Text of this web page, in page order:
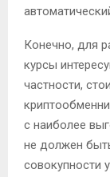
Конечно, для
курсы
частности,
с наиболее
не должен
совокупности